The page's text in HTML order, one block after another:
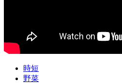
時短
野菜